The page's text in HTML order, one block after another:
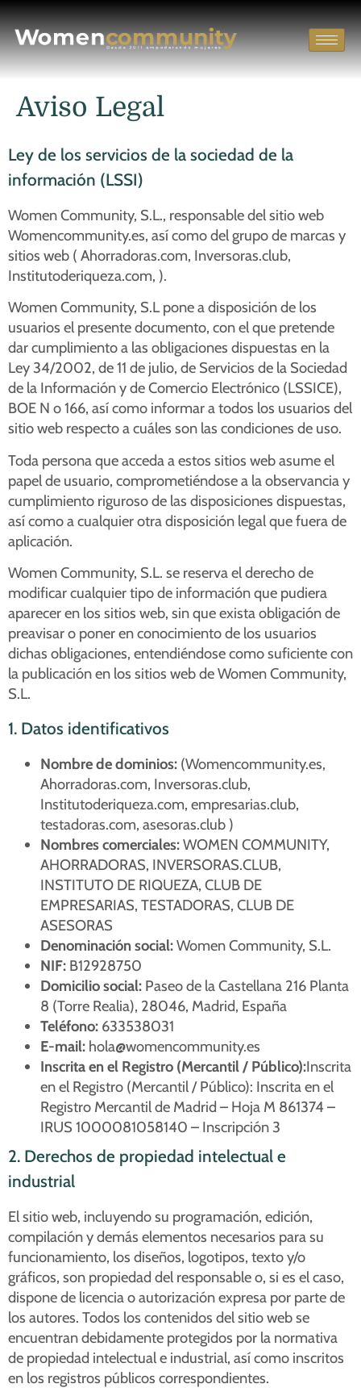
Aviso Legal
Ley de los servicios de la sociedad de la
información (LSSI)
Women Community, S.L., responsable del sitio web
Womencommunity.es, así como del grupo de marcas y
sitios web ( Ahorradoras.com, Inversoras.club,
Institutoderiqueza.com, ).
Women Community, S.L pone a disposición de los
usuarios el presente documento, con el que pretende
dar cumplimiento a las obligaciones dispuestas en la
Ley 34/2002, de 11 de julio, de Servicios de la Sociedad
de la Información y de Comercio Electrónico (LSSICE),
BOE N o 166, así como informar a todos los usuarios del
sitio web respecto a cuáles son las condiciones de uso.
Toda persona que acceda a estos sitios web asume el
papel de usuario, comprometiéndose a la observancia y
cumplimiento riguroso de las disposiciones dispuestas,
así como a cualquier otra disposición legal que fuera de
aplicación.
Women Community, S.L. se reserva el derecho de
modificar cualquier tipo de información que pudiera
aparecer en los sitios web, sin que exista obligación de
preavisar o poner en conocimiento de los usuarios
dichas obligaciones, entendiéndose como suficiente con
la publicación en los sitios web de Women Community,
S.L.
1. Datos identificativos
Nombre de dominios: (Womencommunity.es,
Ahorradoras.com, Inversoras.club,
Institutoderiqueza.com, empresarias.club,
testadoras.com, asesoras.club )
Nombres comerciales:WOMEN COMMUNITY,
AHORRADORAS, INVERSORAS.CLUB,
INSTITUTO DE RIQUEZA, CLUB DE
EMPRESARIAS, TESTADORAS, CLUB DE
ASESORAS
Denominación social:Women Community, S.L.
NIF: B12928750
Domicilio social: Paseo de la Castellana 216 Planta
8 (Torre Realia), 28046, Madrid, España
Teléfono: 633538031
E-mail: hola@womencommunity.es
Inscrita en el Registro (Mercantil / Público):Inscrita
en el Registro (Mercantil / Público): Inscrita en el
Registro Mercantil de Madrid – Hoja M 861374 –
IRUS 1000081058140 – Inscripción 3
2. Derechos de propiedad intelectual e
industrial
El sitio web, incluyendo su programación, edición,
compilación y demás elementos necesarios para su
funcionamiento, los diseños, logotipos, texto y/o
gráficos, son propiedad del responsable o, si es el caso,
dispone de licencia o autorización expresa por parte de
los autores. Todos los contenidos del sitio web se
encuentran debidamente protegidos por la normativa
de propiedad intelectual e industrial, así como inscritos
en los registros públicos correspondientes.